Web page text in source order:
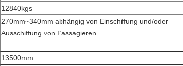
12840kgs
270mm~340mm abhängig von Einschiffung und/oder
Ausschiffung von Passagieren
13500mm